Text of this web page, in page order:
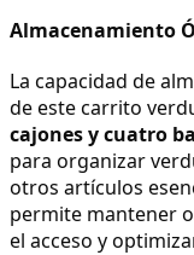
Almacenamiento
La capacidad de
de este carrito
cajones y cuatro
para organizar
otros artículos
permite mantener
el acceso y